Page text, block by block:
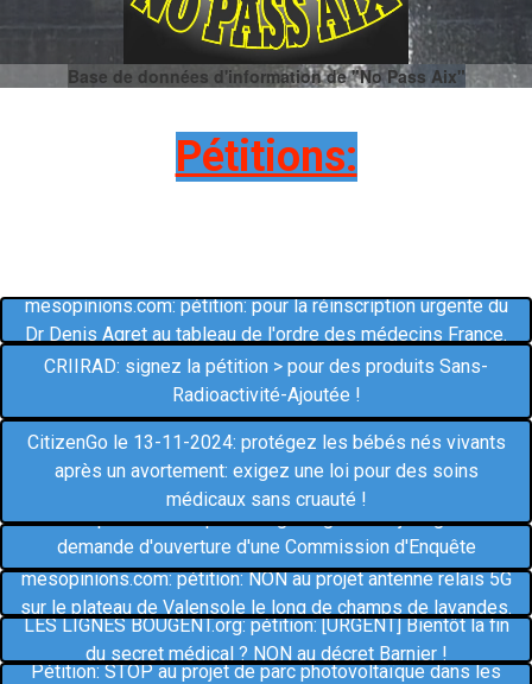
Base de données d'information de "No Pass Aix"
Pétitions:
mesopinions.com: pétition: pour la réinscription urgente du
Dr Denis Agret au tableau de l'ordre des médecins France.
CRIIRAD: signez la pétition > pour des produits Sans-
Radioactivité-Ajoutée !
CitizenGo le 13-11-2024: protégez les bébés nés vivants
après un avortement: exigez une loi pour des soins
médicaux sans cruauté !
mesopinions.com: pétition: géoingéniérie: je signe la
demande d'ouverture d'une Commission d'Enquête
Parlementaire.
mesopinions.com: pétition: NON au projet antenne relais 5G
sur le plateau de Valensole le long de champs de lavandes.
LES LIGNES BOUGENT.org: pétition: [URGENT] Bientôt la fin
du secret médical ? NON au décret Barnier !
Pétition: STOP au projet de parc photovoltaïque dans les